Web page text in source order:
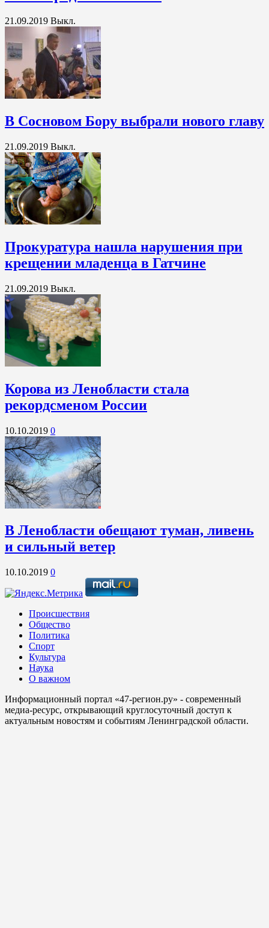
21.09.2019 Выкл.
В Сосновом Бору выбрали нового главу
21.09.2019 Выкл.
Прокуратура нашла нарушения при
крещении младенца в Гатчине
21.09.2019 Выкл.
Корова из Ленобласти стала
рекордсменом России
10.10.2019 0
В Ленобласти обещают туман, ливень
и сильный ветер
10.10.2019 0
Происшествия
Общество
Политика
Спорт
Культура
Наука
О важном
Информационный портал «47-регион.ру» - современный
медиа-ресурс, открывающий круглосуточный доступ к
актуальным новостям и событиям Ленинградской области.